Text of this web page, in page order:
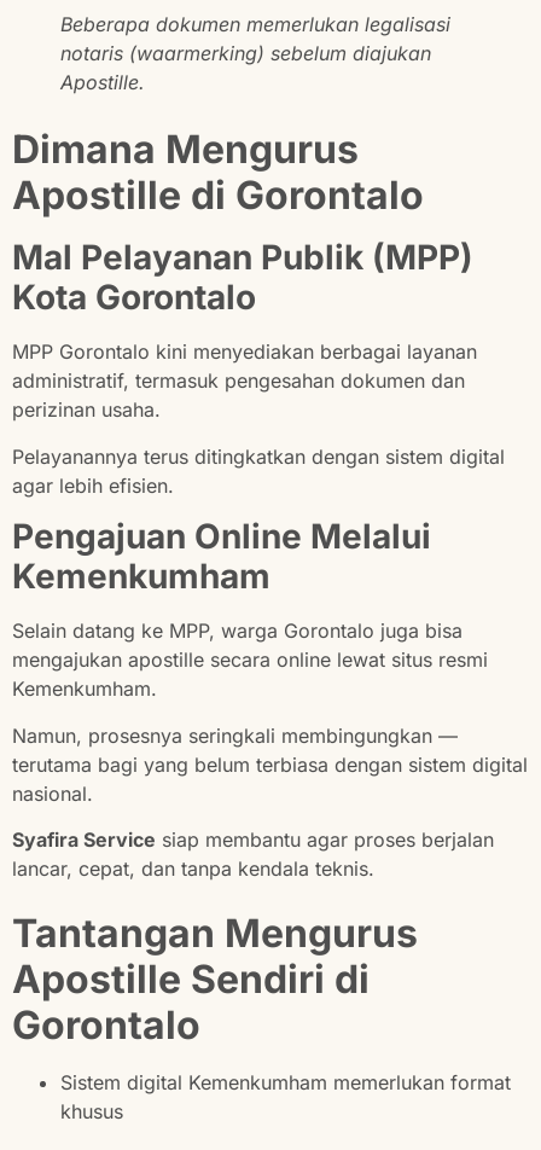
Beberapa dokumen memerlukan legalisasi
notaris (waarmerking) sebelum diajukan
Apostille.
Dimana Mengurus
Apostille di Gorontalo
Mal Pelayanan Publik (MPP)
Kota Gorontalo
MPP Gorontalo kini menyediakan berbagai layanan
administratif, termasuk pengesahan dokumen dan
perizinan usaha.
Pelayanannya terus ditingkatkan dengan sistem digital
agar lebih efisien.
Pengajuan Online Melalui
Kemenkumham
Selain datang ke MPP, warga Gorontalo juga bisa
mengajukan apostille secara online lewat situs resmi
Kemenkumham.
Namun, prosesnya seringkali membingungkan —
terutama bagi yang belum terbiasa dengan sistem digital
nasional.
Syafira Service siap membantu agar proses berjalan
lancar, cepat, dan tanpa kendala teknis.
Tantangan Mengurus
Apostille Sendiri di
Gorontalo
Sistem digital Kemenkumham memerlukan format
khusus